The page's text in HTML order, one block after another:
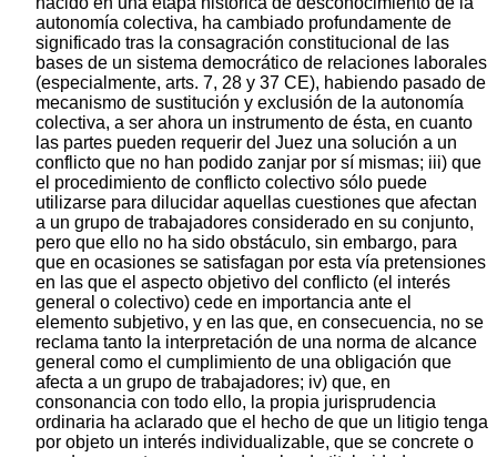
autonomía colectiva, ha cambiado profundamente de
significado tras la consagración constitucional de las
bases de un sistema democrático de relaciones laborales
(especialmente, arts. 7, 28 y 37 CE), habiendo pasado de
mecanismo de sustitución y exclusión de la autonomía
colectiva, a ser ahora un instrumento de ésta, en cuanto
las partes pueden requerir del Juez una solución a un
conflicto que no han podido zanjar por sí mismas; iii) que
el procedimiento de conflicto colectivo sólo puede
utilizarse para dilucidar aquellas cuestiones que afectan
a un grupo de trabajadores considerado en su conjunto,
pero que ello no ha sido obstáculo, sin embargo, para
que en ocasiones se satisfagan por esta vía pretensiones
en las que el aspecto objetivo del conflicto (el interés
general o colectivo) cede en importancia ante el
elemento subjetivo, y en las que, en consecuencia, no se
reclama tanto la interpretación de una norma de alcance
general como el cumplimiento de una obligación que
afecta a un grupo de trabajadores; iv) que, en
consonancia con todo ello, la propia jurisprudencia
ordinaria ha aclarado que el hecho de que un litigio tenga
por objeto un interés individualizable, que se concrete o